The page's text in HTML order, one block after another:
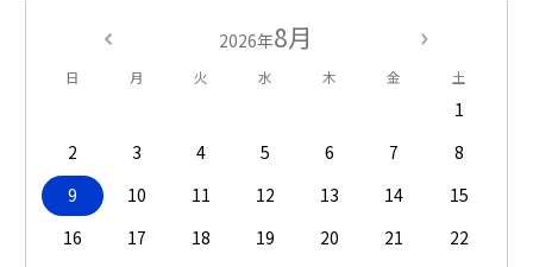
2026年8月
日 月 火 水 木 金 土
1
2
3 4 5 6 7
8
9
10 11 12 13 14
15
16
17 18 19 20 21
22